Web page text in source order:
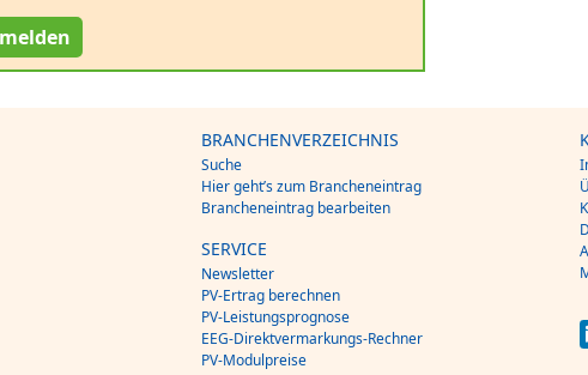
BRANCHENVERZEICHNIS
Suche
Hier geht’s zum Brancheneintrag
Brancheneintrag bearbeiten
SERVICE
Newsletter
PV-Ertrag berechnen
PV-Leistungsprognose
EEG-Direktvermarkungs-Rechner
PV-Modulpreise